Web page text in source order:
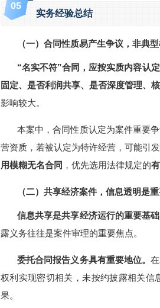
05
实务经验总结
（一）合同性质易产生争议，非典
“名实不符”合同，应按实质内容认定
固定、是否利润共享、是否深度管理、
影响较大。
本案中，合同性质认定为案件重要
营资质，若被认定为特许经营，可能引
用模糊无名合同 ，优先选用法律规定的
（二）共享经济案件，信息透明是
信息共享是共享经济运行的重要基础
露义务往往是案件审理的重要焦点。
委托合同报告义务具有重要地位。
权利实现密切相关，未按约披露相关信
果。